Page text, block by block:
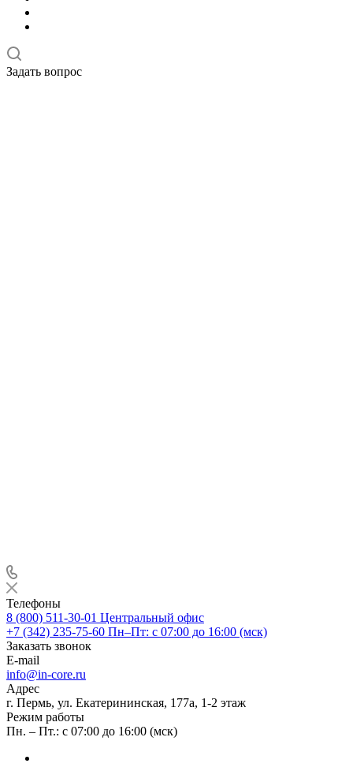
Задать вопрос
Телефоны
8 (800) 511-30-01 Центральный офис
+7 (342) 235-75-60 Пн–Пт: с 07:00 до 16:00 (мск)
Заказать звонок
E-mail
info@in-core.ru
Адрес
г. Пермь, ул. ​Екатерининская, 177а, ​1-2 этаж
Режим работы
Пн. – Пт.: с 07:00 до 16:00 (мск)